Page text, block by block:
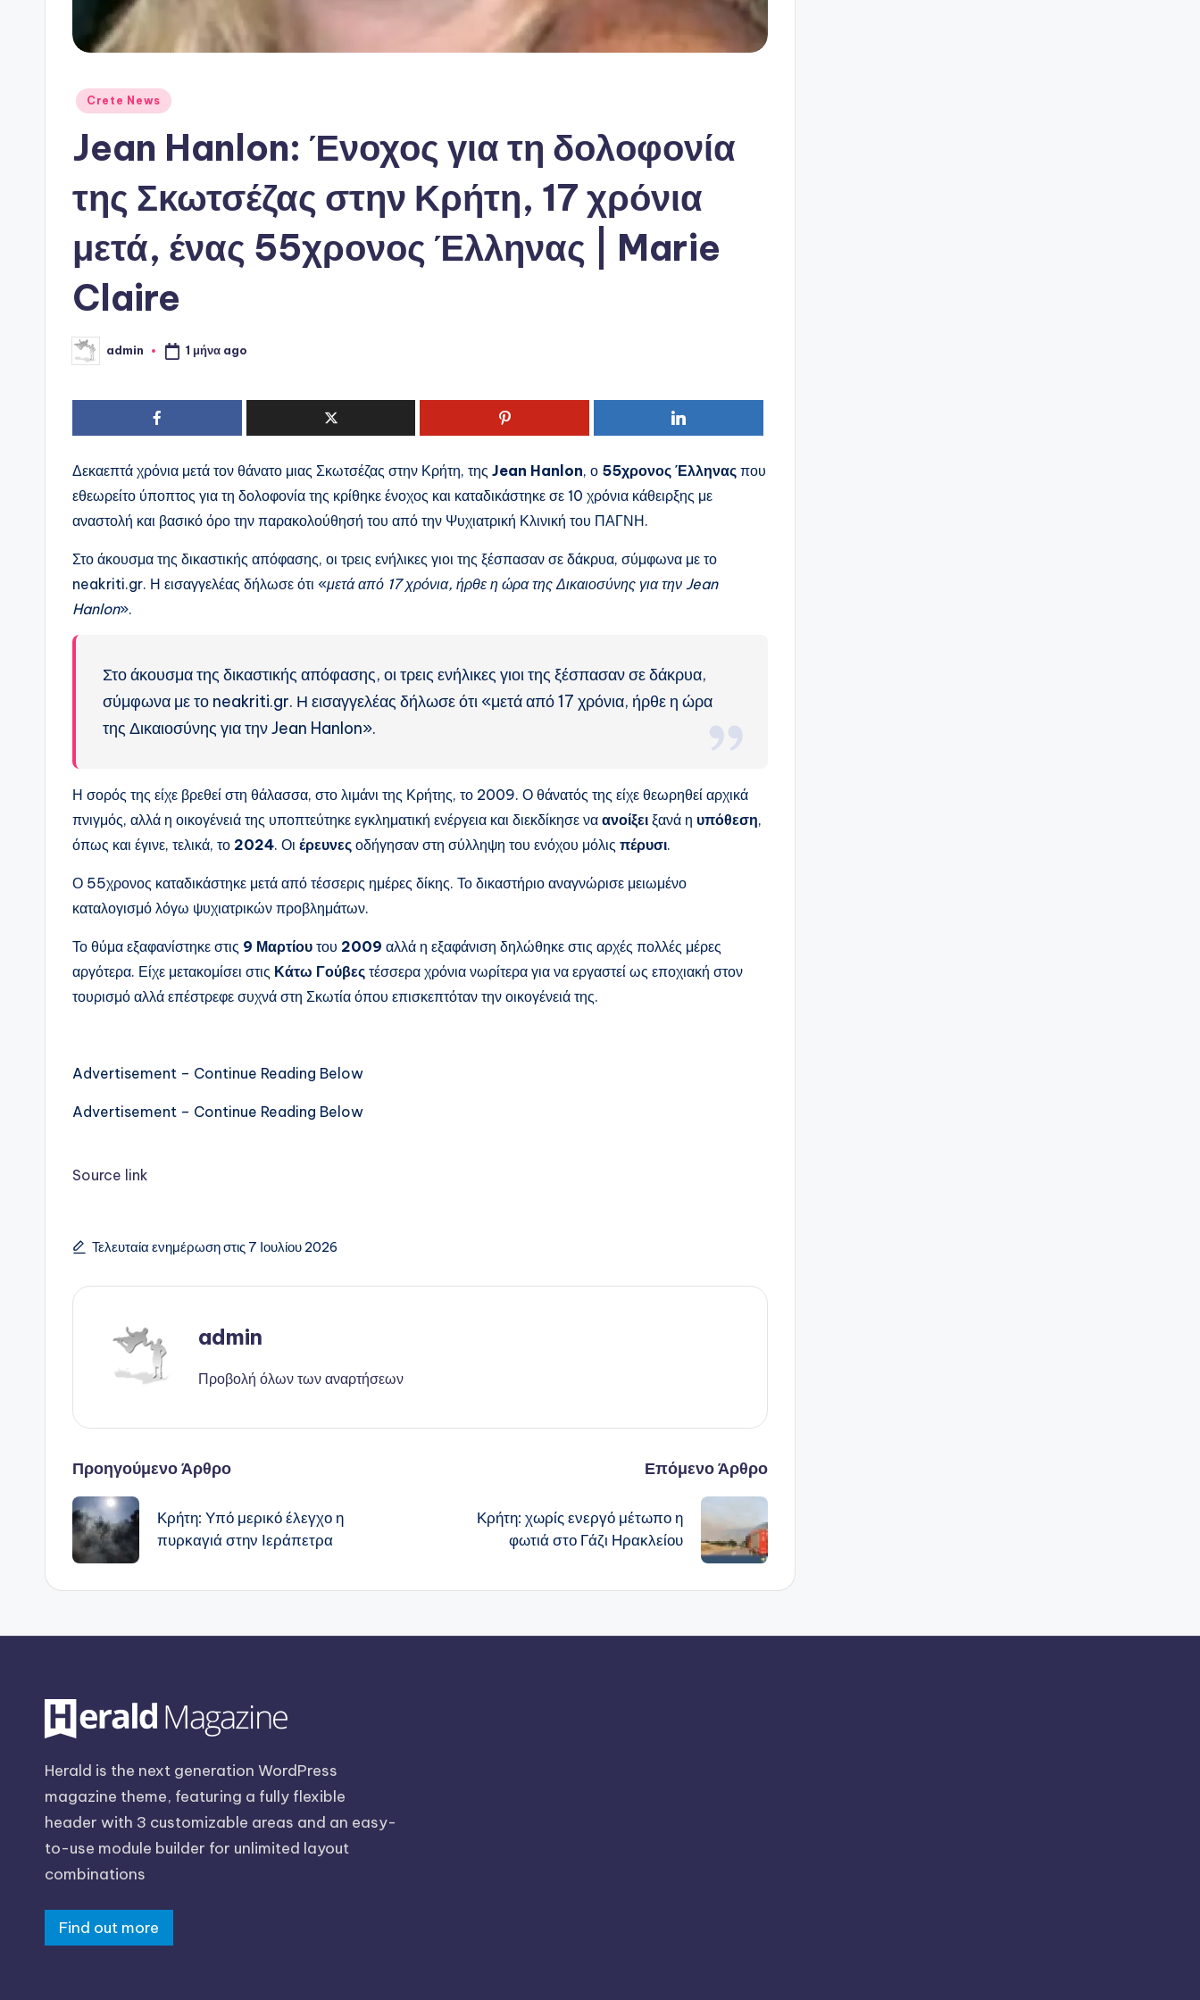
Αναρτήθηκε
Crete News
Jean Hanlon: Ένοχος για τη δολοφονία
της Σκωτσέζας στην Κρήτη, 17 χρόνια
μετά, ένας 55χρονος Έλληνας | Marie
Claire
Συγγραφέας:
admin 1 μήνα ago
Δεκαεπτά χρόνια μετά τον θάνατο μιας Σκωτσέζας στην Κρήτη, της Jean Hanlon, ο 55χρονος Έλληνας που
εθεωρείτο ύποπτος για τη δολοφονία της κρίθηκε ένοχος και καταδικάστηκε σε 10 χρόνια κάθειρξης με
αναστολή και βασικό όρο την παρακολούθησή του από την Ψυχιατρική Κλινική του ΠΑΓΝΗ.
Στο άκουσμα της δικαστικής απόφασης, οι τρεις ενήλικες γιοι της ξέσπασαν σε δάκρυα, σύμφωνα με το
neakriti.gr. Η εισαγγελέας δήλωσε ότι «μετά από 17 χρόνια, ήρθε η ώρα της Δικαιοσύνης για την Jean
Hanlon».
Στο άκουσμα της δικαστικής απόφασης, οι τρεις ενήλικες γιοι της ξέσπασαν σε δάκρυα,
σύμφωνα με το neakriti.gr. Η εισαγγελέας δήλωσε ότι «μετά από 17 χρόνια, ήρθε η ώρα
της Δικαιοσύνης για την Jean Hanlon».
Η σορός της είχε βρεθεί στη θάλασσα, στο λιμάνι της Κρήτης, το 2009. Ο θάνατός της είχε θεωρηθεί αρχικά
πνιγμός, αλλά η οικογένειά της υποπτεύτηκε εγκληματική ενέργεια και διεκδίκησε να ανοίξει ξανά η υπόθεση,
όπως και έγινε, τελικά, το 2024. Οι έρευνες οδήγησαν στη σύλληψη του ενόχου μόλις πέρυσι.
Ο 55χρονος καταδικάστηκε μετά από τέσσερις ημέρες δίκης. Το δικαστήριο αναγνώρισε μειωμένο
καταλογισμό λόγω ψυχιατρικών προβλημάτων.
Το θύμα εξαφανίστηκε στις 9 Μαρτίου του 2009 αλλά η εξαφάνιση δηλώθηκε στις αρχές πολλές μέρες
αργότερα. Είχε μετακομίσει στις Κάτω Γούβες τέσσερα χρόνια νωρίτερα για να εργαστεί ως εποχιακή στον
τουρισμό αλλά επέστρεφε συχνά στη Σκωτία όπου επισκεπτόταν την οικογένειά της.
Advertisement – Continue Reading Below
Advertisement – Continue Reading Below
Source link
Τελευταία ενημέρωση στις 7 Ιουλίου 2026
admin
Προβολή όλων των αναρτήσεων
Πλοήγηση
δημοσιεύσεων
Προηγούμενο Άρθρο
Κρήτη: Υπό μερικό έλεγχο η
πυρκαγιά στην Ιεράπετρα
Επόμενο Άρθρο
Κρήτη: χωρίς ενεργό μέτωπο η
φωτιά στο Γάζι Ηρακλείου
Herald is the next generation WordPress
magazine theme, featuring a fully flexible
header with 3 customizable areas and an easy-
to-use module builder for unlimited layout
combinations
Find out more